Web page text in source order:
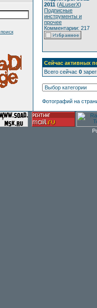
2011 (ALuserX)
Подписные
инструменты и
прочее
Комментарии: 217
Сейчас активных
Всего сейчас 0
Фотографий на